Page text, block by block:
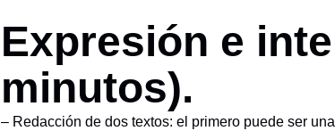
Expresión e
minutos).
– Redacción de dos textos: el primero puede ser